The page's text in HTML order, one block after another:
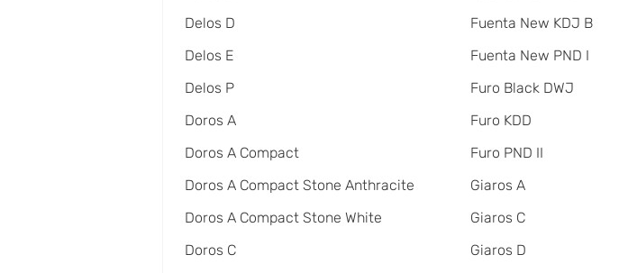
Delos D
Delos E
Delos P
Doros A
Doros A Compact
Doros A Compact Stone Anthracite
Doros A Compact Stone White
Doros C
Fuenta New KDJ B
Fuenta New PND I
Furo Black DWJ
Furo KDD
Furo PND II
Giaros A
Giaros C
Giaros D